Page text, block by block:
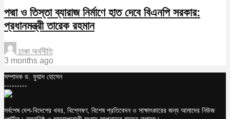
পদ্মা ও তিস্তা ব্যারাজ নির্মাণে হাত দেবে বিএনপি সরকার:
প্রধানমন্ত্রী তারেক রহমান
ঢাকা অর্থনীতি
3 months ago
সম্পাদক ড. ফুয়াদ হোসেন
---------
সর্বশেষ দেশ-বিদেশের খবর, বিশ্লেষণ, বিশেষ প্রতিবেদন ও সাক্ষাৎকারের জন্য আমাদের নিউজ